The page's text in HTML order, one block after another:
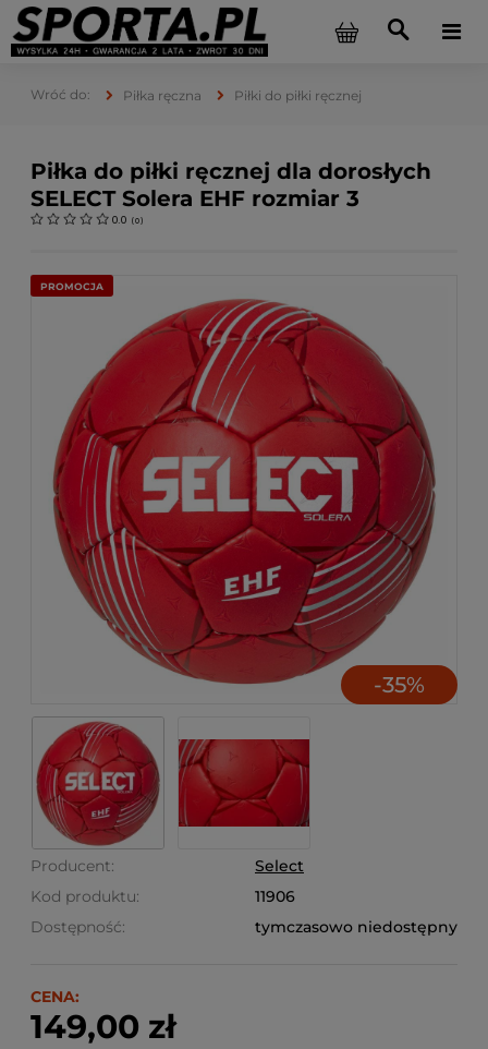
Piłka ręczna Piłki do piłki ręcznej
Piłka do piłki ręcznej dla dorosłych
SELECT Solera EHF rozmiar 3
0.0 (0)
PROMOCJA
-35%
Producent:
Select
Kod produktu:
11906
Dostępność:
tymczasowo niedostępny
CENA:
149,00 zł